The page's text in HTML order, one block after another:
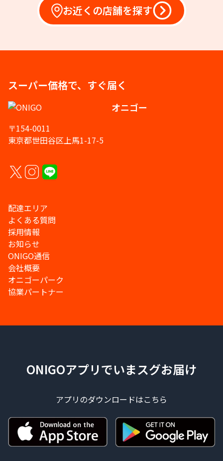
お近くの店舗を探す
スーパー価格で、すぐ届く
オニゴー
〒154-0011
東京都世田谷区上馬1-17-5
配達エリア
よくある質問
採用情報
お知らせ
ONIGO通信
会社概要
オニゴーパーク
協業パートナー
ONIGOアプリでいまスグお届け
アプリのダウンロードはこちら